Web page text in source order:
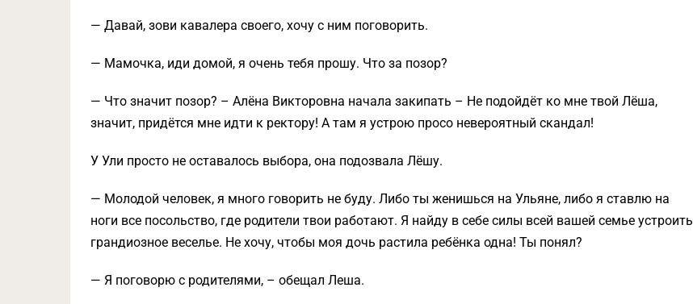
— Давай, зови кавалера своего, хочу с ним поговорить.
— Мамочка, иди домой, я очень тебя прошу. Что за позор?
— Что значит позор? – Алёна Викторовна начала закипать – Не подойдёт ко мне твой Лёша,
значит, придётся мне идти к ректору! А там я устрою просо невероятный скандал!
У Ули просто не оставалось выбора, она подозвала Лёшу.
— Молодой человек, я много говорить не буду. Либо ты женишься на Ульяне, либо я ставлю на
ноги все посольство, где родители твои работают. Я найду в себе силы всей вашей семье устроить
грандиозное веселье. Не хочу, чтобы моя дочь растила ребёнка одна! Ты понял?
— Я поговорю с родителями, – обещал Леша.